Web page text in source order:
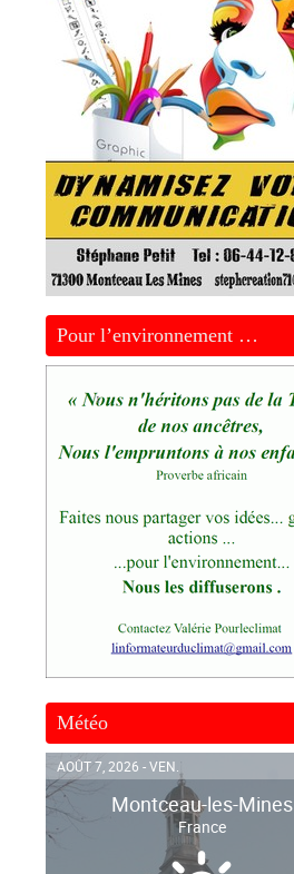
Pour l’environnement …
Météo
AOÛT 7, 2026 - VEN.
Montceau-les-Mines
France